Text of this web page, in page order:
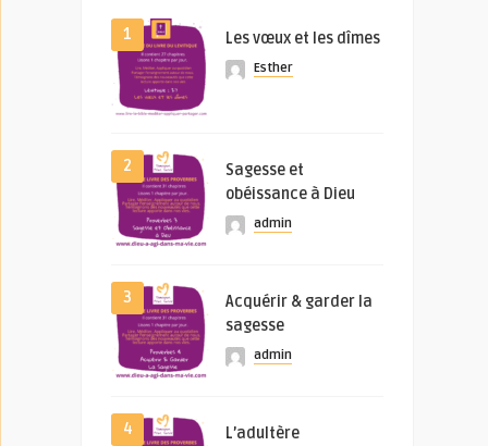
1 Les vœux et les dîmes
Esther
2
Sagesse et
obéissance à Dieu
admin
3
Acquérir & garder la
sagesse
admin
4 L’adultère